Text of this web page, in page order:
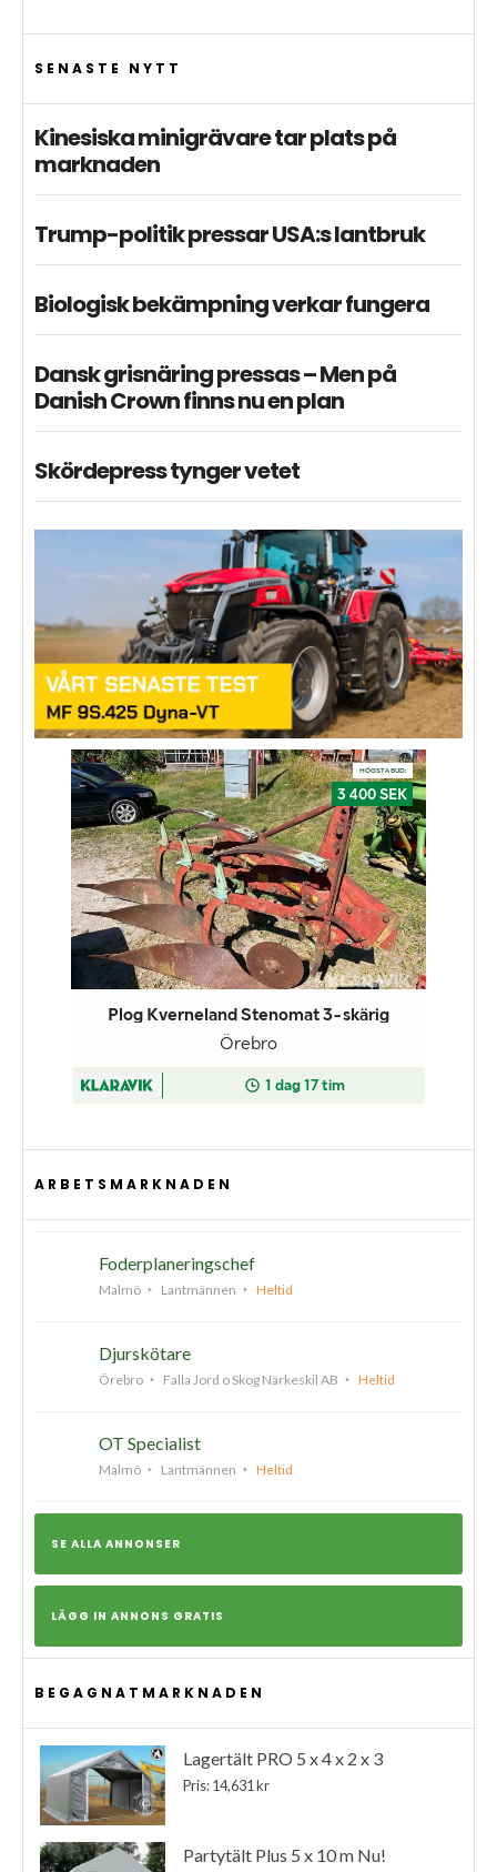
SENASTE NYTT
Kinesiska minigrävare tar plats på
marknaden
Trump-politik pressar USA:s lantbruk
Biologisk bekämpning verkar fungera
Dansk grisnäring pressas – Men på
Danish Crown finns nu en plan
Skördepress tynger vetet
ARBETSMARKNADEN
Foderplaneringschef
Malmö Lantmännen Heltid
Djurskötare
Örebro Falla Jord o Skog Närkeskil AB Heltid
OT Specialist
Malmö Lantmännen Heltid
SE ALLA ANNONSER
LÄGG IN ANNONS GRATIS
BEGAGNATMARKNADEN
Lagertält PRO 5 x 4 x 2 x 3
Pris: 14,631 kr
Partytält Plus 5 x 10 m Nu!